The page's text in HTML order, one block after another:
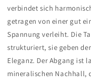
verbindet sich
getragen von einer gut
Spannung verleiht. Die
strukturiert, sie geben
Eleganz. Der Abgang ist
mineralischen Nachhall,